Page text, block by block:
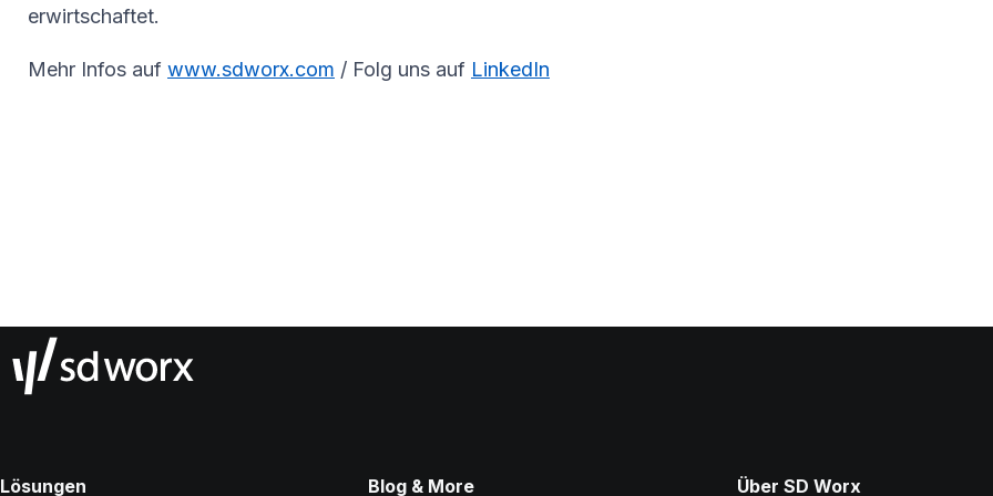
erwirtschaftet.
Mehr Infos auf www.sdworx.com / Folg uns auf LinkedIn
Lösungen Blog & More Über SD Worx